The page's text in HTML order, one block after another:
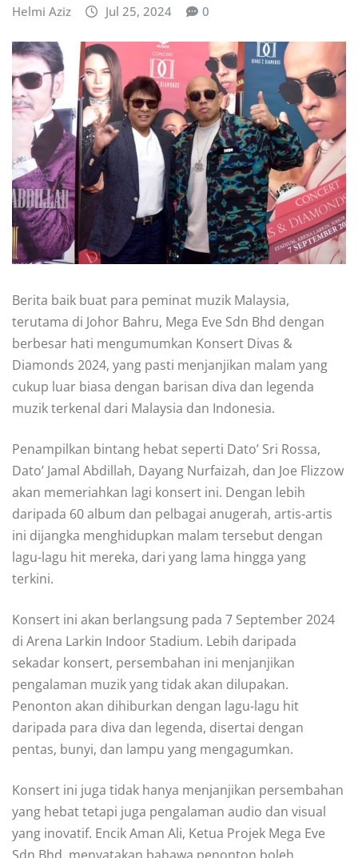
Helmi Aziz Jul 25, 2024 0
Berita baik buat para peminat muzik Malaysia,
terutama di Johor Bahru, Mega Eve Sdn Bhd dengan
berbesar hati mengumumkan Konsert Divas &
Diamonds 2024, yang pasti menjanjikan malam yang
cukup luar biasa dengan barisan diva dan legenda
muzik terkenal dari Malaysia dan Indonesia.
Penampilkan bintang hebat seperti Dato’ Sri Rossa,
Dato’ Jamal Abdillah, Dayang Nurfaizah, dan Joe Flizzow
akan memeriahkan lagi konsert ini. Dengan lebih
daripada 60 album dan pelbagai anugerah, artis-artis
ini dijangka menghidupkan malam tersebut dengan
lagu-lagu hit mereka, dari yang lama hingga yang
terkini.
Konsert ini akan berlangsung pada 7 September 2024
di Arena Larkin Indoor Stadium. Lebih daripada
sekadar konsert, persembahan ini menjanjikan
pengalaman muzik yang tidak akan dilupakan.
Penonton akan dihiburkan dengan lagu-lagu hit
daripada para diva dan legenda, disertai dengan
pentas, bunyi, dan lampu yang mengagumkan.
Konsert ini juga tidak hanya menjanjikan persembahan
yang hebat tetapi juga pengalaman audio dan visual
yang inovatif. Encik Aman Ali, Ketua Projek Mega Eve